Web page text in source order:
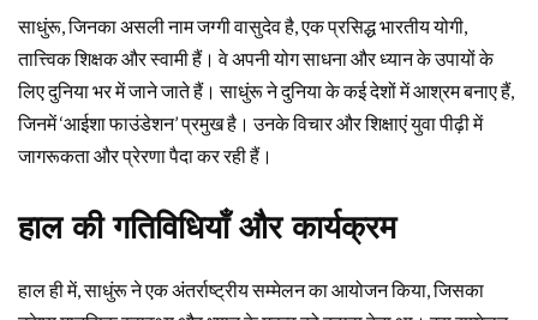
साधुंरू, जिनका असली नाम जग्गी वासुदेव है, एक प्रसिद्ध भारतीय योगी,
तात्त्विक शिक्षक और स्वामी हैं। वे अपनी योग साधना और ध्यान के उपायों के
लिए दुनिया भर में जाने जाते हैं। साधुंरू ने दुनिया के कई देशों में आश्रम बनाए हैं,
जिनमें ‘आईशा फाउंडेशन’ प्रमुख है। उनके विचार और शिक्षाएं युवा पीढ़ी में
जागरूकता और प्रेरणा पैदा कर रही हैं।
हाल की गतिविधियाँ और कार्यक्रम
हाल ही में, साधुंरू ने एक अंतर्राष्ट्रीय सम्मेलन का आयोजन किया, जिसका